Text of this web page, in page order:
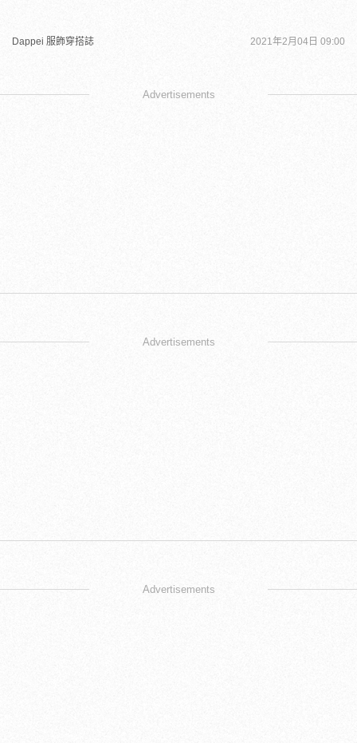
Dappei 服飾穿搭誌 2021年2月04日 09:00
Advertisements
Advertisements
Advertisements